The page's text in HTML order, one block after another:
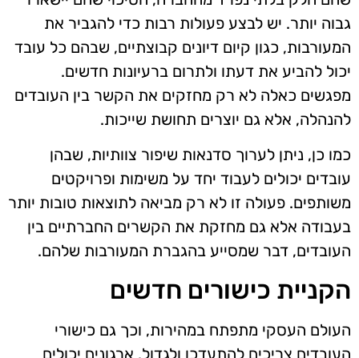
גבוה יותר. יש לבצע פעולות רבות כדי להגביר את
המעורבות, כגון קיום דיונים קבוצתיים, שבהם כל עובד
יכול להביע את דעתו ולתרום ברעיונות חדשים.
מפגשים כאלה לא רק מחזקים את הקשר בין העובדים
להנהלה, אלא גם יוצרים תחושת שייכות.
כמו כן, ניתן לערוך סדנאות שיפור צוותיות, שבהן
עובדים יכולים לעבוד יחד על משימות ופרויקטים
משותפים. פעולה זו לא רק מביאה לתוצאות טובות יותר
בעבודה אלא גם מחזקת את הקשרים החברתיים בין
העובדים, דבר שמסייע בהגברת המעורבות שלהם.
הקניית כישורים חדשים
העולם העסקי מתפתח במהירות, וכך גם כישורי
העובדים צריכים להתעדכן ולגדול. ארגונים יכולים